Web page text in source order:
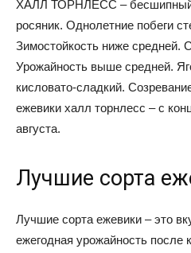
ХАЛЛ ТОРНЛЕСС – бесшипный
росяник. Однолетние побеги
Зимостойкость ниже средней.
Урожайность выше средней.
кисловато-сладкий.
ежевики халл торнлесс – с
августа.
Лучшие сорта
Лучшие сорта ежевики – это
ежегодная урожайность после